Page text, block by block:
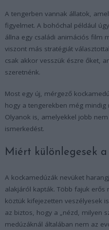
A tengerben vannak állatok,
figyelmet. A bohóchal például
állna egy családi animációs film
viszont más stratégiát
csak akkor vesszük észre őket,
szeretnénk.
Most egy új, mérgező
hogy a tengerekben még mindig
Olyanok is, amelyekkel jobb
ismerkedést.
Miért különlegesek a
A kockamedúzák nevüket
alakjáról kapták. Több fajuk
köztük kifejezetten veszélyesek
az biztos, hogy a „nézd, milyen
medúzáknál általában nem az